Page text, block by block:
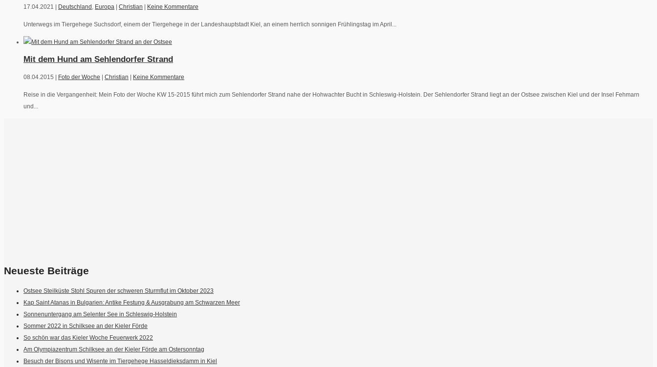
17.04.2021 | Deutschland , Europa Christian Keine Kommentare
Unterwegs im Tiergehege Suchsdorf, einem der Tiergehege in der Landeshauptstadt Kiel, an einem herrlich sonnigen Frühlingstag im April...
Mit dem Hund am Sehlendorfer Strand
08.04.2015 | Foto der Woche Christian Keine Kommentare
Reise in die Vergangenheit: Mein Foto der Woche KW 15-2015 führt mich zum Sehlendorfer Strand nahe der Hohwachter Bucht in Schleswig-Holstein. Der Sehlendorfer Strand liegt an der Ostsee zwischen Kiel und der Insel Fehmarn
und...
Neueste Beiträge
Ostsee Steilküste Stohl Spuren der schweren Sturmflut im Oktober 2023
Kap Saint Atanas in Bulgarien: Antike Festung & Ausgrabung am Schwarzen Meer
Sonnenuntergang am Selenter See in Schleswig-Holstein
Sommer 2022 in Schilksee an der Kieler Förde
So schön war das Kieler Woche Feuerwerk 2022
Am Olympiazentrum Schilksee an der Kieler Förde am Ostersonntag
Besuch der Bisons und Wisente im Tiergehege Hasseldieksdamm in Kiel